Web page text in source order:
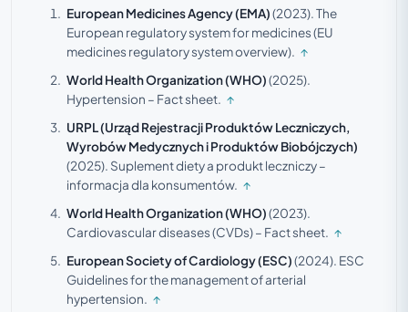
European Medicines Agency (EMA)(2023).The
European regulatory system for medicines (EU
medicines regulatory system overview). ↑
World Health Organization (WHO)(2025).
Hypertension – Fact sheet. ↑
URPL (Urząd Rejestracji Produktów Leczniczych,
Wyrobów Medycznych i Produktów Biobójczych)
(2025). Suplement diety a produkt leczniczy –
informacja dla konsumentów. ↑
World Health Organization (WHO)(2023).
Cardiovascular diseases (CVDs) – Fact sheet. ↑
European Society of Cardiology (ESC)(2024). ESC
Guidelines for the management of arterial
hypertension. ↑